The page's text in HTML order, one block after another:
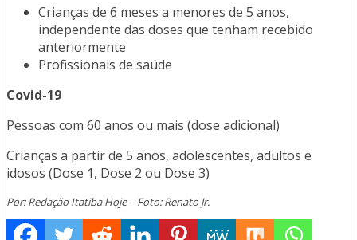
Crianças de 6 meses a menores de 5 anos,
independente das doses que tenham recebido
anteriormente
Profissionais de saúde
Covid-19
Pessoas com 60 anos ou mais (dose adicional)
Crianças a partir de 5 anos, adolescentes, adultos e
idosos (Dose 1, Dose 2 ou Dose 3)
Por: Redação Itatiba Hoje – Foto: Renato Jr.